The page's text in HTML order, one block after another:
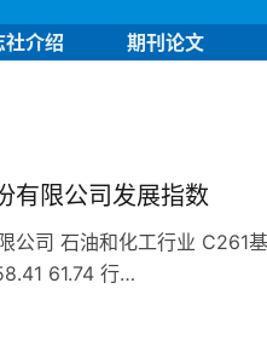
社介绍 期刊论文
有限公司发展指数
公司 石油和化工行业
61.74 行…